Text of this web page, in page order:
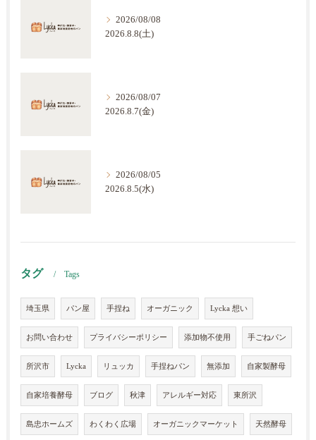
2026/08/08
2026.8.8(土)
2026/08/07
2026.8.7(金)
2026/08/05
2026.8.5(水)
タグ Tags
埼玉県 パン屋 手捏ね オーガニック Lycka 想い
お問い合わせ プライバシーポリシー 添加物不使用 手ごねパン
所沢市 Lycka リュッカ 手捏ねパン 無添加 自家製酵母
自家培養酵母 ブログ 秋津 アレルギー対応 東所沢
島忠ホームズ わくわく広場 オーガニックマーケット 天然酵母